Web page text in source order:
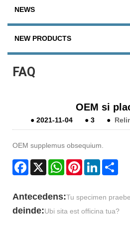
NEWS
NEW PRODUCTS
FAQ
OEM si
●2021-11-04 ●3 ●
OEM supplemus obsequium.
Facebook
X WhatsAppPinterestLinkedIn
Antecedens:Tu specimen
deinde:Ubi sita est officina tua?